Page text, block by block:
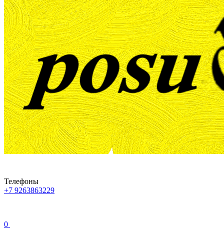
Телефоны
+7 9263863229
0